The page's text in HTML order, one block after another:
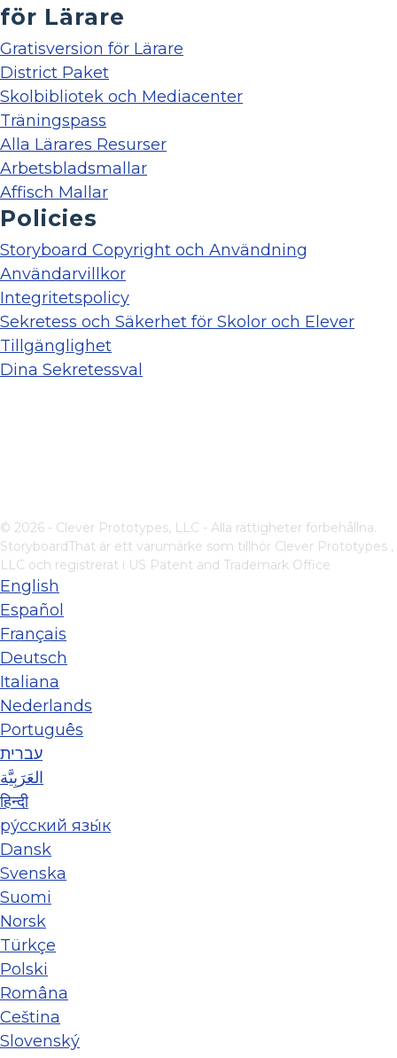
för Lärare
Gratisversion för Lärare
District Paket
Skolbibliotek och Mediacenter
Träningspass
Alla Lärares Resurser
Arbetsbladsmallar
Affisch Mallar
Policies
Storyboard Copyright och Användning
Användarvillkor
Integritetspolicy
Sekretess och Säkerhet för Skolor och Elever
Tillgänglighet
Dina Sekretessval
© 2026 - Clever Prototypes, LLC - Alla rättigheter förbehållna.
StoryboardThat är ett varumärke som tillhör Clever Prototypes ,
LLC och registrerat i US Patent and Trademark Office
English
Español
Français
Deutsch
Italiana
Nederlands
Português
עברית
العَرَبِيَّة
हिन्दी
ру́сский язы́к
Dansk
Svenska
Suomi
Norsk
Türkçe
Polski
Româna
Ceština
Slovenský